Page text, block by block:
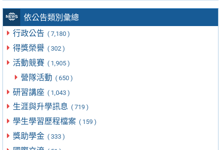
依公告類別彙總
行政公告 ( 7,180 )
得獎榮譽 ( 302 )
活動競賽 ( 1,905 )
營隊活動 ( 650 )
研習講座 ( 1,043 )
生涯與升學訊息 ( 719 )
學生學習歷程檔案 ( 159 )
獎助學金 ( 333 )